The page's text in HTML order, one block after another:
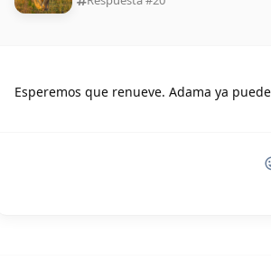
Esperemos que renueve. Adama ya